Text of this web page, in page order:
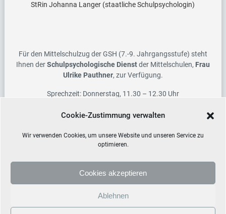
Cookie-Zustimmung verwalten
Wir verwenden Cookies, um unsere Website und unseren Service zu
optimieren.
Cookies akzeptieren
Ablehnen
StRin Johanna Langer (staatliche Schulpsychologin)
Für den Mittelschulzug der GSH (7.-9. Jahrgangsstufe) steht
Ihnen derSchulpsychologische Dienstder Mittelschulen, Frau
Ulrike Pauthner, zur Verfügung.
Sprechzeit: Donnerstag, 11.30 – 12.30 Uhr
Tel.: 0921/728-416
Mail: ulrike.pauthner(at)schulamt-bt.de